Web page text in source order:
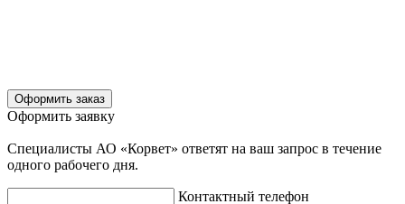
Оформить заказ
Оформить заявку
Специалисты АО «Корвет» ответят на ваш запрос в течение
одного рабочего дня.
Контактный телефон